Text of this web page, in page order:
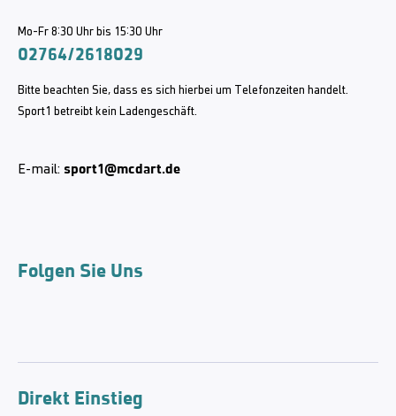
Mo-Fr 8:30 Uhr bis 15:30 Uhr
02764/2618029
Bitte beachten Sie, dass es sich hierbei um Telefonzeiten handelt.
Sport1 betreibt kein Ladengeschäft.
E-mail: sport1@mcdart.de
Folgen Sie Uns
Direkt Einstieg